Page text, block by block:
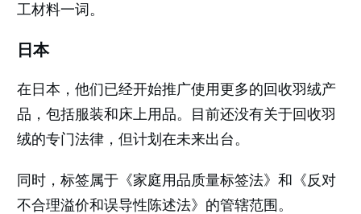
工材料一词。
日本
在日本，他们已经开始推广使用更多的回收羽绒产
品，包括服装和床上用品。目前还没有关于回收羽
绒的专门法律，但计划在未来出台。
同时，标签属于《家庭用品质量标签法》和《反对
不合理溢价和误导性陈述法》的管辖范围。